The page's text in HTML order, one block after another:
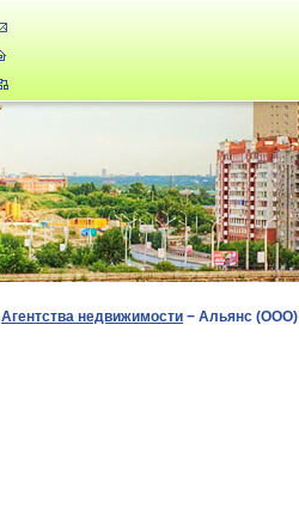
Агентства недвижимости − Альянс (ООО)